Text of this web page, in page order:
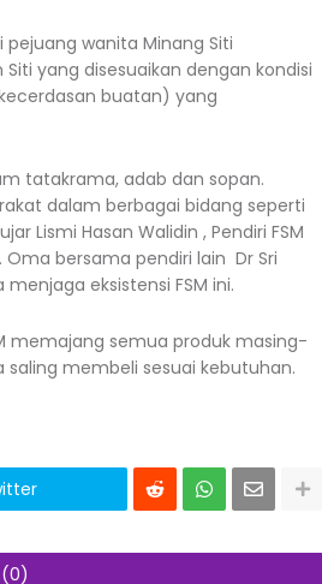
pejuang wanita Minang Siti
yang disesuaikan dengan kondisi
buatan) yang
tatakrama, adab dan sopan.
dalam berbagai bidang seperti
Lismi Hasan Walidin , Pendiri FSM
bersama pendiri lain Dr Sri
eksistensi FSM ini.
memajang semua produk masing-
membeli sesuai kebutuhan.